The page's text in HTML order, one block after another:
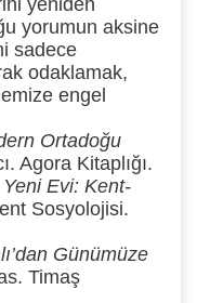
yeniden
yorumun aksine
sadece
odaklamak,
engel
Ortadoğu
Agora Kitaplığı.
Evi: Kent-
Sosyolojisi.
Günümüze
Timaş